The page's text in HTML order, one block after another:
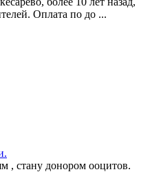
Оплата по до ...
, стану донором ооцитов.